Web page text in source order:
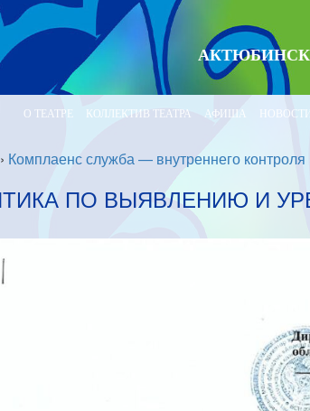
О ТЕАТРЕ КОЛЛЕКТИВ ТЕАТРА АФИША
› Комплаенс служба — внутреннего контроля
ПО ВЫЯВЛЕНИЮ И